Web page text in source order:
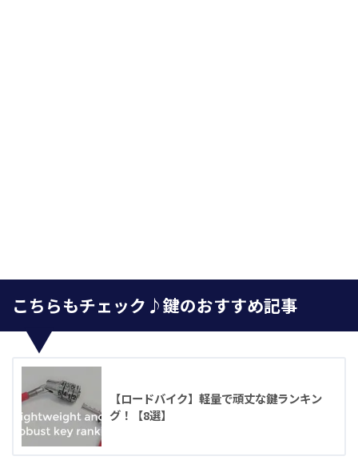
こちらもチェック♪鍵のおすすめ記事
【ロードバイク】軽量で頑丈な鍵ランキン
グ！【8選】